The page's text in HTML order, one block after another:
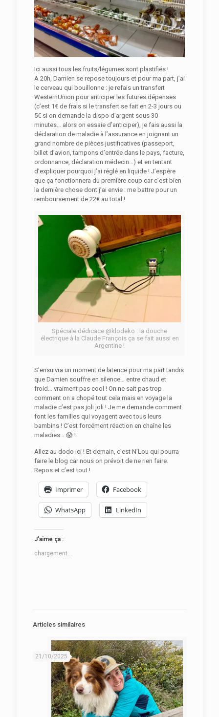
Ici aussi tous les fruits/légumes sont plastifiés !
A 20h, Damien se repose toujours et pour ma part, j’ai
le cerveau qui bouillonne : je refais un transfert
WesternUnion pour anticiper les futures dépenses
(c’est 1€ de frais si le transfert se fait en 2-3 jours ou
5€ si on demande la dispo d’argent sous 30
minutes… alors on essaie d’anticiper), je fais aussi la
déclaration de maladie à l’assurance en joignant un
grand nombre de pièces justificatives (passeport,
billet d’avion, tampons d’entrée dans le pays, facture,
ordonnance, déclaration médecin…) et en tentant
d’expliquer pourquoi j’ai réglé en liquide ! J’espère
que ça fonctionnera du première coup car c’est bien
la dernière chose dont j’ai envie : me battre pour un
remboursement de 22€ au total !
Spéciale dédicace @klodeko : la douche
électrique à la Claude François ça se fait aussi en
Argentine !
S’ensuivra un moment de latence pour ma part tandis
que Damien souffre en silence… entre chaud et
froid… vraiment pas cool ! On ne sait pas trop
comment on a chopé tout cela mais en voyage la
maladie c’est pas joli joli ! Je me demande comment
font les familles qui voyagent avec tous leurs
bambins ! C’est forcément réaction en chaîne les
maladies… 😱 !
Allez au dodo ici ! Et demain, c’est N’Lou qui pourra
faire le blog car nous on prévoit de ne rien faire.
Repos et c’est tout !
Imprimer Facebook
WhatsApp LinkedIn
J’aime ça :
chargement…
Articles similaires
21/10/2025